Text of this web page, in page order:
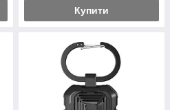
Купити